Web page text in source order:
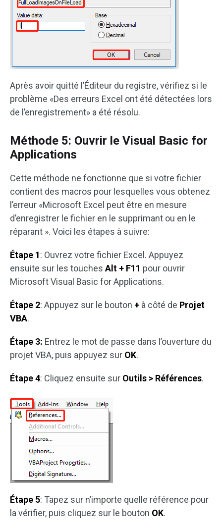
Après avoir quitté l’Éditeur du registre, vérifiez si le
problème «Des erreurs Excel ont été détectées lors
de l’enregistrement» a été résolu.
Méthode 5: Ouvrir le Visual Basic for
Applications
Cette méthode ne fonctionne que si votre fichier
contient des macros pour lesquelles vous obtenez
l’erreur «Microsoft Excel peut être en mesure
d’enregistrer le fichier en le supprimant ou en le
réparant ». Voici les étapes à suivre:
Étape 1: Ouvrez votre fichier Excel. Appuyez
ensuite sur les touches Alt + F11 pour ouvrir
Microsoft Visual Basic for Applications.
Étape 2: Appuyez sur le bouton + à côté de Projet
VBA.
Étape 3: Entrez le mot de passe dans l’ouverture du
projet VBA, puis appuyez sur OK.
Étape 4: Cliquez ensuite sur Outils > Références.
Étape 5: Tapez sur n’importe quelle référence pour
la vérifier, puis cliquez sur le bouton OK.